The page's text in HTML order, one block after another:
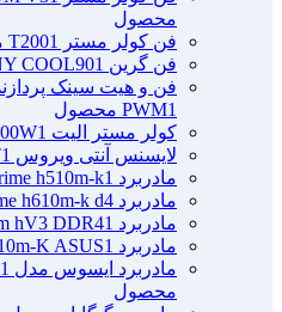
محصول
فن کولر مستر T200
1 محصول
فن گرین TINY COOL90 1 محصول
PWM1 محصول
کولر مستر الیت V3_400W 1 محصول
لایسنس آنتی ویروس ESET 1 محصول
مادربرد asus prime h510m-k 1 محصول
مادربرد asus prime h610m-k d4 سوکت 1700
مادربرد gigabyte h610m hV3 DDR4 1 محصول
مادربرد prime h510m-K ASUS 1 محصول
مادربرد ایسوس مدل Prime H610M-A D5 DDR5 1
محصول